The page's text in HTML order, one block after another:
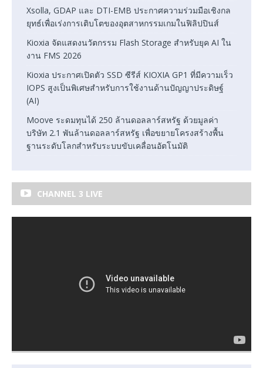
Xsolla, GDAP และ DTI-EMB ประกาศความร่วมมือเชิงกล
ยุทธ์เพื่อเร่งการเติบโตของอุตสาหกรรมเกมในฟิลิปปินส์
Kioxia จัดแสดงนวัตกรรม Flash Storage สำหรับยุค AI ใน
งาน FMS 2026
Kioxia ประกาศเปิดตัว SSD ซีรีส์ KIOXIA GP1 ที่มีความเร็ว
IOPS สูงเป็นพิเศษสำหรับการใช้งานด้านปัญญาประดิษฐ์
(AI)
Moove ระดมทุนได้ 250 ล้านดอลลาร์สหรัฐ ด้วยมูลค่า
บริษัท 2.1 พันล้านดอลลาร์สหรัฐ เพื่อขยายโครงสร้างพื้น
ฐานระดับโลกสำหรับระบบขับเคลื่อนอัตโนมัติ
CHANNEL 3 LIVE